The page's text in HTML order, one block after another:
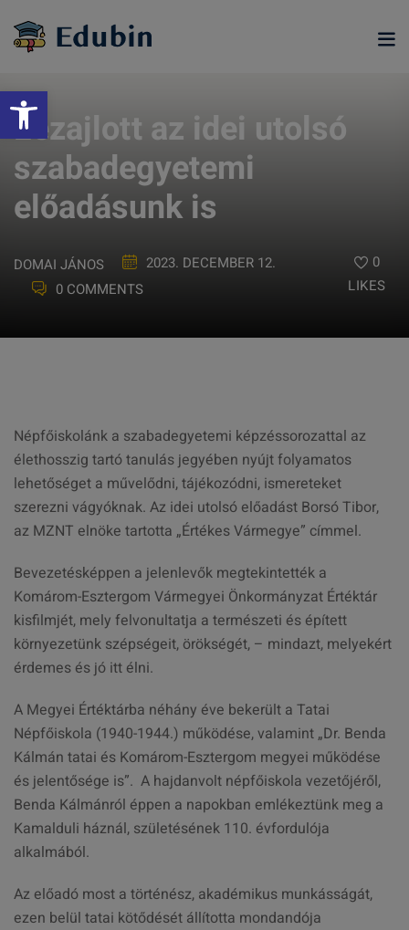
Eszköztár megnyitása
content
Lezajlott az idei utolsó
szabadegyetemi
előadásunk is
DOMAI JÁNOS
2023. DECEMBER 12.
0 COMMENTS
0
LIKES
Népfőiskolánk a szabadegyetemi képzéssorozattal az
élethosszig tartó tanulás jegyében nyújt folyamatos
lehetőséget a művelődni, tájékozódni, ismereteket
szerezni vágyóknak. Az idei utolsó előadást Borsó Tibor,
az MZNT elnöke tartotta „Értékes Vármegye” címmel.
Bevezetésképpen a jelenlevők megtekintették a
Komárom-Esztergom Vármegyei Önkormányzat Értéktár
kisfilmjét, mely felvonultatja a természeti és épített
környezetünk szépségeit, örökségét, – mindazt, melyekért
érdemes és jó itt élni.
A Megyei Értéktárba néhány éve bekerült a Tatai
Népfőiskola (1940-1944.) működése, valamint „Dr. Benda
Kálmán tatai és Komárom-Esztergom megyei működése
és jelentősége is”. A hajdanvolt népfőiskola vezetőjéről,
Benda Kálmánról éppen a napokban emlékeztünk meg a
Kamalduli háznál, születésének 110. évfordulója
alkalmából.
Az előadó most a történész, akadémikus munkásságát,
ezen belül tatai kötődését állította mondandója